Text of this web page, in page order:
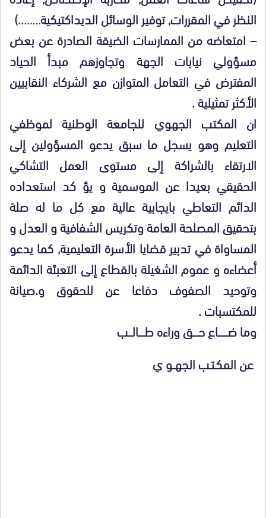
النظر في المقررات, توفير الوسائل الديداكتيكية……..)
– امتعاضه من الممارسات الضيقة الصادرة عن بعض
مسؤولي نيابات الجهة وتجاوزهم مبدأ الحياد
المفترض في التعامل المتوازن مع الشركاء النقابيين
الأكثر تمثيلية .
ان المكتب الجهوي للجامعة الوطنية لموظفي
التعليم وهو يسجل ما سبق يدعو المسؤولين إلى
الارتقاء بالشراكة إلى مستوى العمل التشاكي
الحقيقي بعيدا عن الموسمية و يؤ كد استعداده
الدائم التعاطي بايجابية عالية مع كل ما له صلة
بتحقيق المصلحة العامة وتكريس الشفافية و العدل و
المساواة في تدبير قضايا الأسرة التعليمية, كما يدعو
أعضاءه و عموم الشغيلة بالقطاع إلى التعبئة الدائمة
وتوحيد الصفوف دفاعا عن للحقوق و.صيانة
للمكتسبات .
وما ضــــــــاع حـــــق وراءه طـــــالـــب
عن المكـتـب الجهــو ي